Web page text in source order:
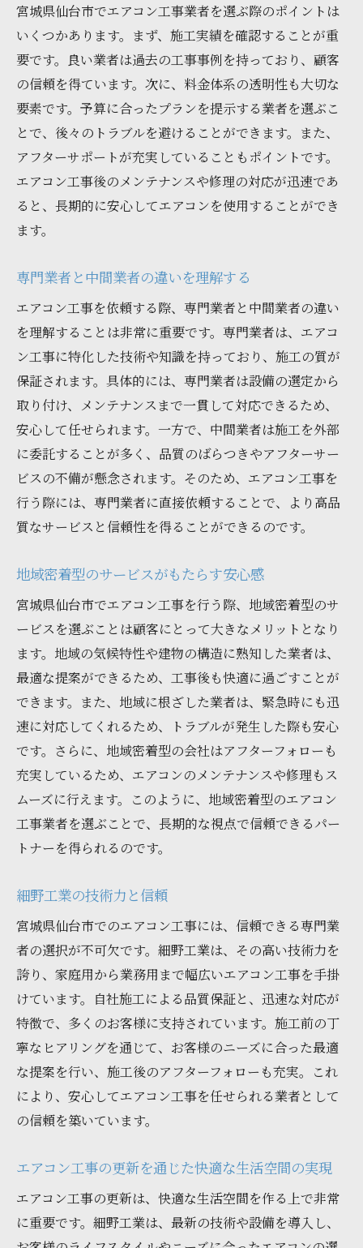
施工事例から学ぶ成功へのヒント
細野工業が提供する地域特化サービス
更新後の効果を最大化する方法
お客様の声から見る成功事例
最新技術を駆使した工事のメリット
エアコン工事の更新における最新トレンドと宮
城県仙台市の事例紹介
最新のエアコン技術とその利点
スマートエアコンの導入事例
省エネエアコンへの更新の効果
地域に適した最新トレンドの採用
エアコン工事の更新時に宮城県仙台市で注意す
べきポイント
地域の気候を考慮したエアコン選び
施工前の準備で失敗を防ぐ
信頼できる業者の選定基準
更新時に避けたいトラブル事例
施工後のメンテナンス計画を立てる
適な空間を実現
更新を機に実現する理想の住環境
快適性を高めるエアコン選びのコツ
細野工業が提供する快適空間設計
エアコン更新で得られる生活の質の向上
地域特有のニーズに応える工事
お客様の満足度を高めるための取り組み
宮城県仙台市でエアコン工事の更新を依頼する
際のプロセスと注意点
初回相談から施工完了までの流れ
依頼前に準備すべき情報と資料
契約前に確認すべき重要事項
トラブルを避けるためのコミュニケーショ
ン
施工後のアフターケアとその重要性
エアコン工事の更新が宮城県仙台市で人気の理
由とその効果
エアコン更新による快適性の向上
地域での人気の理由を探る
最新技術の導入による利便性の向上
地域社会への貢献としての更新工事
宮城県仙台市でエアコン工事業者を選ぶ際のポイントは
いくつかあります。まず、施工実績を確認することが重
要です。良い業者は過去の工事事例を持っており、顧客
の信頼を得ています。次に、料金体系の透明性も大切な
要素です。予算に合ったプランを提示する業者を選ぶこ
とで、後々のトラブルを避けることができます。また、
アフターサポートが充実していることもポイントです。
エアコン工事後のメンテナンスや修理の対応が迅速であ
ると、長期的に安心してエアコンを使用することができ
ます。
専門業者と中間業者の違いを理解する
エアコン工事を依頼する際、専門業者と中間業者の違い
を理解することは非常に重要です。専門業者は、エアコ
ン工事に特化した技術や知識を持っており、施工の質が
保証されます。具体的には、専門業者は設備の選定から
取り付け、メンテナンスまで一貫して対応できるため、
安心して任せられます。一方で、中間業者は施工を外部
に委託することが多く、品質のばらつきやアフターサー
ビスの不備が懸念されます。そのため、エアコン工事を
行う際には、専門業者に直接依頼することで、より高品
質なサービスと信頼性を得ることができるのです。
地域密着型のサービスがもたらす安心感
宮城県仙台市でエアコン工事を行う際、地域密着型のサ
ービスを選ぶことは顧客にとって大きなメリットとなり
ます。地域の気候特性や建物の構造に熟知した業者は、
最適な提案ができるため、工事後も快適に過ごすことが
できます。また、地域に根ざした業者は、緊急時にも迅
速に対応してくれるため、トラブルが発生した際も安心
です。さらに、地域密着型の会社はアフターフォローも
充実しているため、エアコンのメンテナンスや修理もス
ムーズに行えます。このように、地域密着型のエアコン
工事業者を選ぶことで、長期的な視点で信頼できるパー
トナーを得られるのです。
細野工業の技術力と信頼
宮城県仙台市でのエアコン工事には、信頼できる専門業
者の選択が不可欠です。細野工業は、その高い技術力を
誇り、家庭用から業務用まで幅広いエアコン工事を手掛
けています。自社施工による品質保証と、迅速な対応が
特徴で、多くのお客様に支持されています。施工前の丁
寧なヒアリングを通じて、お客様のニーズに合った最適
な提案を行い、施工後のアフターフォローも充実。これ
により、安心してエアコン工事を任せられる業者として
の信頼を築いています。
エアコン工事の更新を通じた快適な生活空間の実現
エアコン工事の更新は、快適な生活空間を作る上で非常
に重要です。細野工業は、最新の技術や設備を導入し、